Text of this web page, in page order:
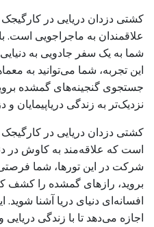
کشتی دزدان دریایی در
علاقمندان به ماجراجویی است.
شما به یک سفر جادویی به
این تجربه، شما می‌توانید به
جستجوی گنجینه‌های گمشده
نزدیک‌تر به زندگی دریاپیمایان و
کشتی دزدان دریایی در
است که علاقه‌مند به کاوش در
شرکت در این تورها، شما فرصتی
بروید، رازهای گمشده را کشف
افسانه‌ای دنیای دریا آشنا شوید.
اجازه می‌دهد تا با زندگی